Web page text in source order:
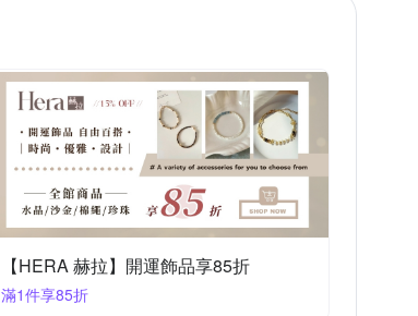
【HERA 赫拉】開運飾品享85折
滿1件享85折